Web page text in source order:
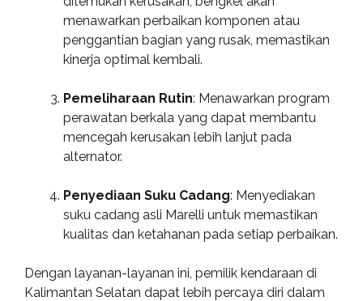
menawarkan perbaikan komponen atau
penggantian bagian yang rusak, memastikan
kinerja optimal kembali.
Pemeliharaan Rutin: Menawarkan program
perawatan berkala yang dapat membantu
mencegah kerusakan lebih lanjut pada
alternator.
Penyediaan Suku Cadang: Menyediakan
suku cadang asli Marelli untuk memastikan
kualitas dan ketahanan pada setiap perbaikan.
Dengan layanan-layanan ini, pemilik kendaraan di
Kalimantan Selatan dapat lebih percaya diri dalam